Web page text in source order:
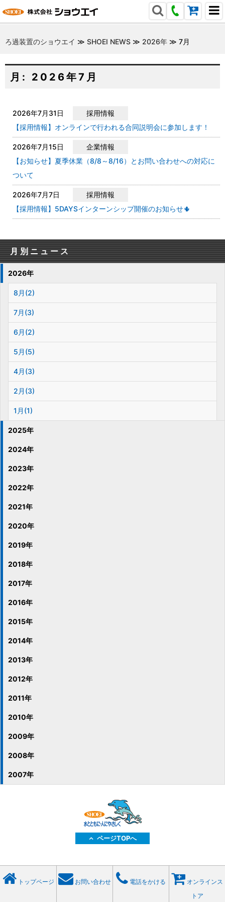
ろ過装置のショウエイ ≫ SHOEI NEWS ≫ 2026年 ≫ 7月
月: 2026年7月
2026年7月31日
採用情報
【採用情報】オンラインで行われる合同説明会に参加します！
2026年7月15日
企業情報
【お知らせ】夏季休業（8/8～8/16）とお問い合わせへの対応に
ついて
2026年7月7日
採用情報
【採用情報】5DAYSインターンシップ開催のお知らせ🌵
月別ニュース
2026年
8月(2)
7月(3)
6月(2)
5月(5)
4月(3)
2月(3)
1月(1)
2025年
2024年
2023年
2022年
2021年
2020年
2019年
2018年
2017年
2016年
2015年
2014年
2013年
2012年
2011年
2010年
2009年
2008年
2007年
ページTOPへ
トップページ お問い合わせ 電話をかける
オンラインス
トア